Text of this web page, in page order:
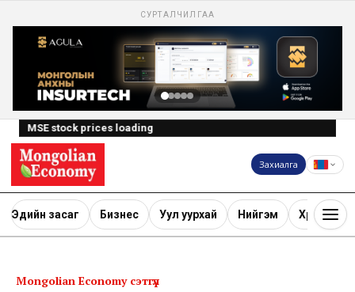
СУРТАЛЧИЛГАА
MSE stock prices loading
Захиалга
Эдийн засаг Бизнес Уул уурхай Нийгэм Хөрөнгө
Mongolian Economy сэтгүүл